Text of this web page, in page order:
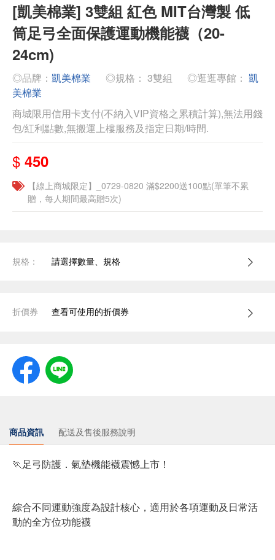
[凱美棉業] 3雙組 紅色 MIT台灣製 低
筒足弓全面保護運動機能襪（20-
24cm)
◎品牌： 凱美棉業 ◎規格： 3雙組 ◎逛逛專館： 凱
美棉業
商城限用信用卡支付(不納入VIP資格之累積計算),無法用錢
包/紅利點數,無搬運上樓服務及指定日期/時間.
$ 450
【線上商城限定】_0729-0820 滿$2200送100點(單筆不累
贈，每人期間最高贈5次)
規格： 請選擇數量、規格
折價券 查看可使用的折價券
商品資訊 配送及售後服務說明
🏃足弓防護．氣墊機能襪震憾上市！
綜合不同運動強度為設計核心，適用於各項運動及日常活
動的全方位功能襪